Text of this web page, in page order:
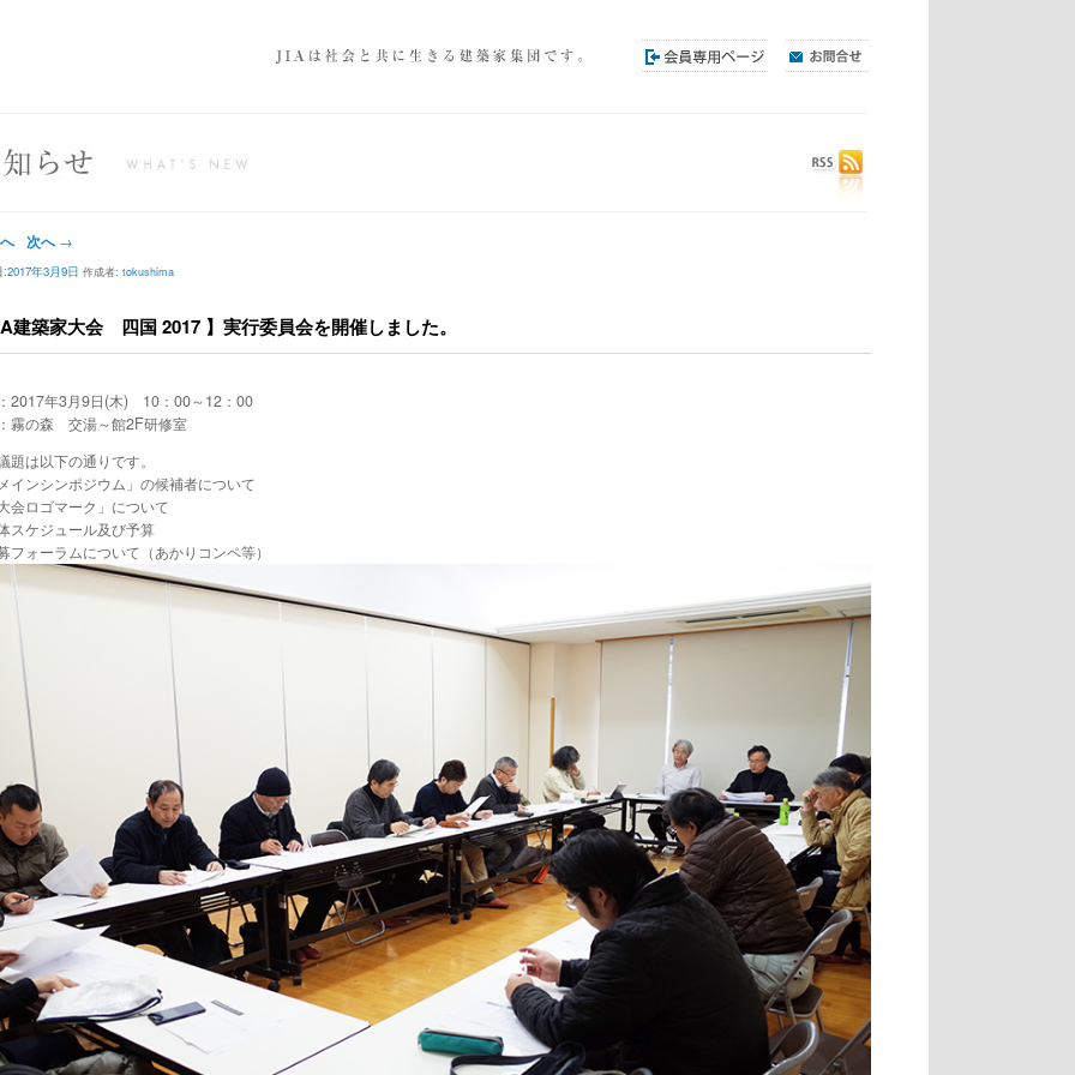
ビゲーション
次へ→
建築家大会 四国 2017 】実行委員会を開催しました。
:2017年3月9日 作成者: tokushima
2017年3月9日(木) 10：00～12：00
霧の森 交湯～館2F研修室
題は以下の通りです。
インシンポジウム」の候補者について
会ロゴマーク」について
スケジュール及び予算
フォーラムについて（あかりコンペ等）